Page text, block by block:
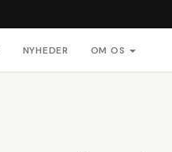
NYHEDER OM OS